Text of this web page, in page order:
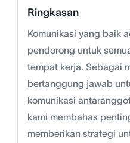
Ringkasan
Komunikasi yang baik
pendorong untuk
tempat kerja. Sebagai
bertanggung jawab
komunikasi
kami membahas
memberikan strategi